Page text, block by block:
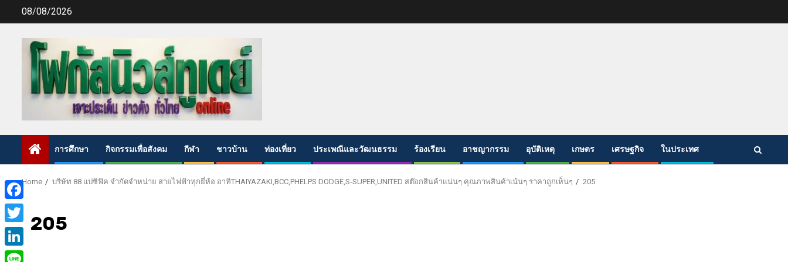
08/08/2026
การศึกษา กิจกรรมเพื่อสังคม กีฬา ชาวบ้าน ท่องเที่ยว ประเพณีและวัฒนธรรม ร้องเรียน อาชญากรรม อุบัติเหตุ เกษตร เศรษฐกิจ ในประเทศ
Home บริษัท 88 แปซิฟิค จำกัดจำหน่าย สายไฟฟ้าทุกยี่ห้อ อาทิTHAIYAZAKI,BCC,PHELPS DODGE,S-SUPER,UNITED สต๊อกสินค้าแน่นๆ คุณภาพสินค้าเน้นๆ ราคาถูกเห็นๆ 205
205
Facebook
Twitter
LinkedIn